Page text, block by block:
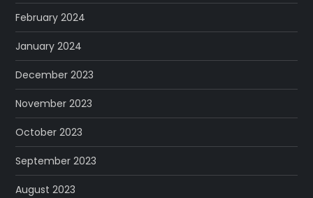
February 2024
January 2024
December 2023
November 2023
October 2023
September 2023
August 2023